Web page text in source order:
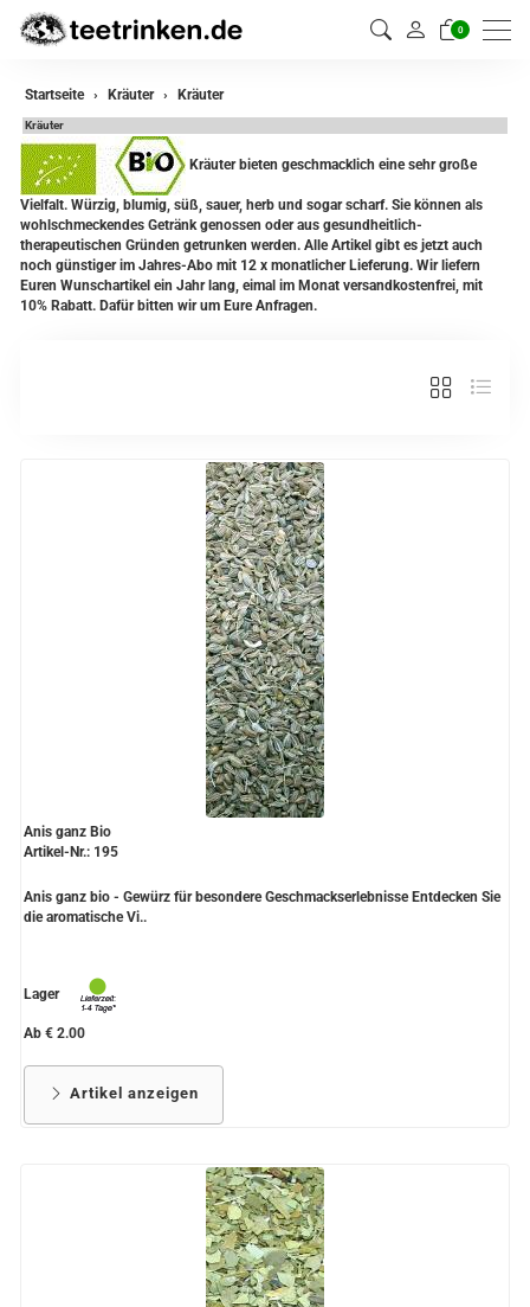
0
zurück
Kräuter
Kräutermischungen
Startseite Kräuter Kräuter
Kräuter
Kräuter bieten geschmacklich eine sehr große
Vielfalt. Würzig, blumig, süß, sauer, herb und sogar scharf. Sie können als
wohlschmeckendes Getränk genossen oder aus gesundheitlich-
therapeutischen Gründen getrunken werden. Alle Artikel gibt es jetzt auch
noch günstiger im Jahres-Abo mit 12 x monatlicher Lieferung. Wir liefern
Euren Wunschartikel ein Jahr lang, eimal im Monat versandkostenfrei, mit
10% Rabatt. Dafür bitten wir um Eure Anfragen.
Anis ganz Bio
Artikel-Nr.: 195
Anis ganz bio - Gewürz für besondere Geschmackserlebnisse Entdecken Sie
die aromatische Vi..
Lager
Ab € 2.00
Artikel anzeigen